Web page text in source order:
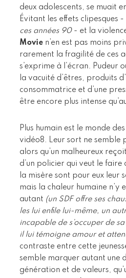
deux adolescents, se muait
Évitant les effets clipesques -
ces années 90- et la
Movie n’en est pas moins
rarement la fragilité de ces
s’exprime à l’écran. Pudeur
la vacuité d’êtres, produits
consommatrice et d’une
être encore plus intense
Plus humain est le monde
vidéo8. Leur sort ne semble
alors qu’un malheureux
d’un policier qui veut le
la misère sont pour eux leur
mais la chaleur humaine n’y
autant (un SDF offre ses
les lui enfile lui-même, un
incapable de s’occuper de
il lui témoigne amour et
contraste entre cette
semble marquer autant une
génération et de valeurs,